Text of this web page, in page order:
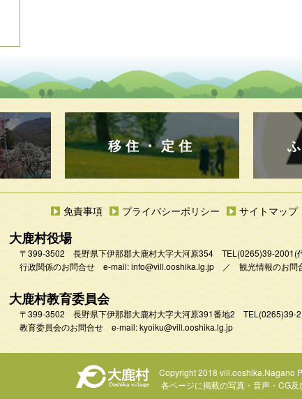
移住・定住
免責事項 プライバシーポリシー サイトマップ
大鹿村役場
〒399-3502 長野県下伊那郡大鹿村大字大河原354 TEL (0265)39-2001(
行政関係のお問合せ e-mail:info@vill.ooshika.lg.jp ／ 観光情報のお
大鹿村教育委員会
〒399-3502 長野県下伊那郡大鹿村大字大河原391番地2 TEL (0265)39-
教育委員会のお問合せ e-mail:kyoiku@vill.ooshika.lg.jp
Copyright 2018 vill.ooshika.Nagano
各ページに掲載の写真・音声・CG及